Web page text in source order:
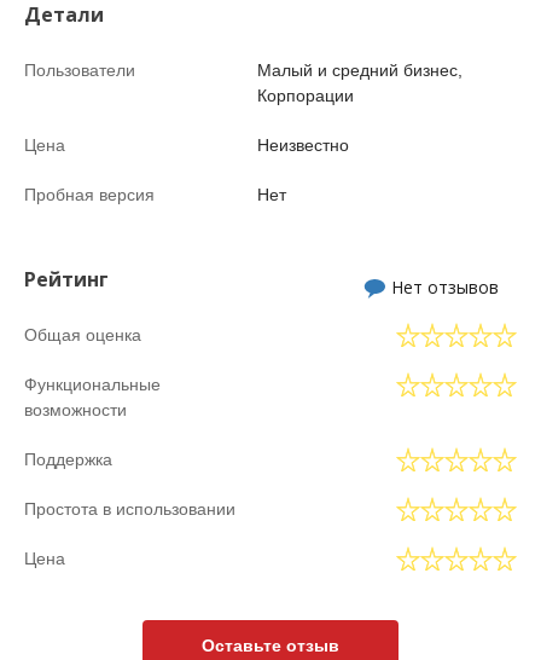
Детали
Пользователи
Малый и средний бизнес,
Корпорации
Цена Неизвестно
Пробная версия Нет
Рейтинг Нет отзывов
Общая оценка
Функциональные
возможности
Поддержка
Простота в использовании
Цена
Оставьте отзыв